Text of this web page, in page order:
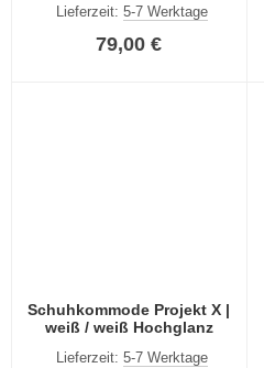
Lieferzeit: 5-7 Werktage
79,00 €
Schuhkommode Projekt X |
weiß / weiß Hochglanz
Lieferzeit: 5-7 Werktage